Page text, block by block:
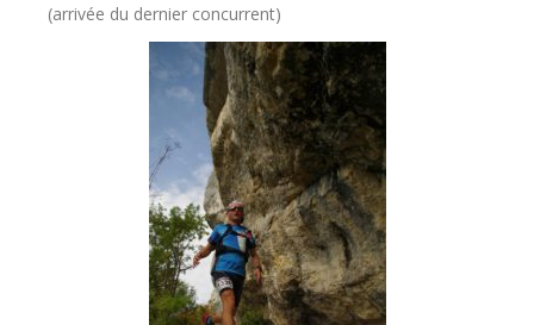
(arrivée du dernier concurrent)